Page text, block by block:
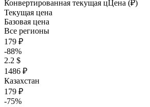
Конвертированная текущая цЦена (₽)
Текущая цена
Базовая цена
Все регионы
179 ₽
-88%
2.2 $
1486 ₽
Казахстан
179 ₽
-75%